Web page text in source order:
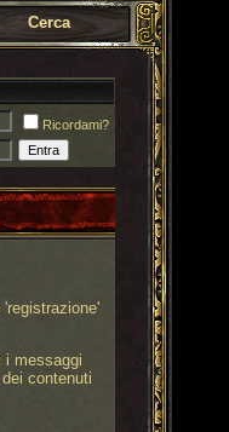
Cerca
Ricordami?
i messaggi
contenuti